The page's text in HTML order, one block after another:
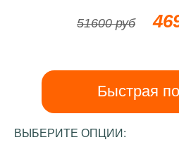
51600 руб
Быстрая
ВЫБЕРИТЕ ОПЦИИ: